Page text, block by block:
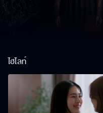
ไฮไลท์